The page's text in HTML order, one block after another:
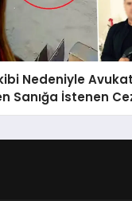
Nedeniyle
Sanığa İstenen